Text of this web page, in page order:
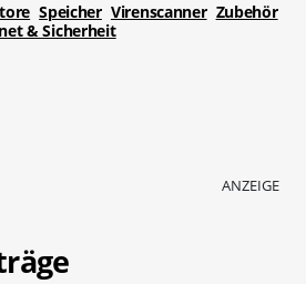
Speicher Virenscanner Zubehör
& Sicherheit
ANZEIGE